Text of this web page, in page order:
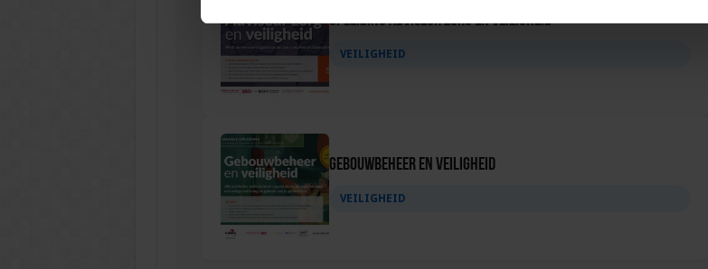
Opleiding Adviseur zorg en veiligheid
VEILIGHEID
Gebouwbeheer en veiligheid
VEILIGHEID